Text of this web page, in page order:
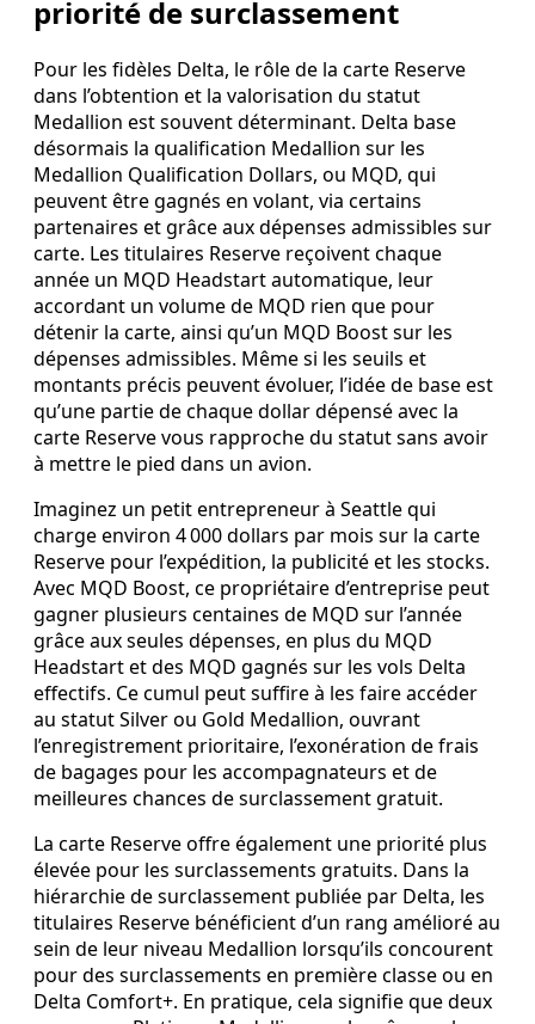
priorité de surclassement
Pour les fidèles Delta, le rôle de la carte Reserve
dans l’obtention et la valorisation du statut
Medallion est souvent déterminant. Delta base
désormais la qualification Medallion sur les
Medallion Qualification Dollars, ou MQD, qui
peuvent être gagnés en volant, via certains
partenaires et grâce aux dépenses admissibles sur
carte. Les titulaires Reserve reçoivent chaque
année un MQD Headstart automatique, leur
accordant un volume de MQD rien que pour
détenir la carte, ainsi qu’un MQD Boost sur les
dépenses admissibles. Même si les seuils et
montants précis peuvent évoluer, l’idée de base est
qu’une partie de chaque dollar dépensé avec la
carte Reserve vous rapproche du statut sans avoir
à mettre le pied dans un avion.
Imaginez un petit entrepreneur à Seattle qui
charge environ 4 000 dollars par mois sur la carte
Reserve pour l’expédition, la publicité et les stocks.
Avec MQD Boost, ce propriétaire d’entreprise peut
gagner plusieurs centaines de MQD sur l’année
grâce aux seules dépenses, en plus du MQD
Headstart et des MQD gagnés sur les vols Delta
effectifs. Ce cumul peut suffire à les faire accéder
au statut Silver ou Gold Medallion, ouvrant
l’enregistrement prioritaire, l’exonération de frais
de bagages pour les accompagnateurs et de
meilleures chances de surclassement gratuit.
La carte Reserve offre également une priorité plus
élevée pour les surclassements gratuits. Dans la
hiérarchie de surclassement publiée par Delta, les
titulaires Reserve bénéficient d’un rang amélioré au
sein de leur niveau Medallion lorsqu’ils concourent
pour des surclassements en première classe ou en
Delta Comfort+. En pratique, cela signifie que deux